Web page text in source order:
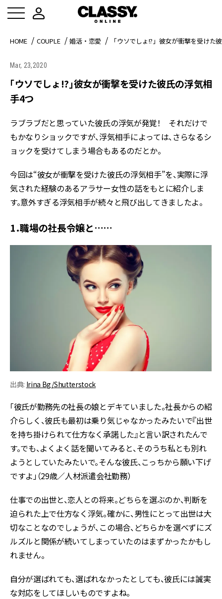
HOME COUPLE 婚活・恋愛 「ウソでしょ!?」彼女が衝撃を受けた
Mar, 23,2020
「ウソでしょ!?」彼女が衝撃を受けた彼氏の浮気相
手4つ
ラブラブだと思っていた彼氏の浮気が発覚！ それだけで
もかなりショックですが、浮気相手によっては、さらなるシ
ョックを受けてしまう場合もあるのだとか。
今回は“彼女が衝撃を受けた彼氏の浮気相手”を、実際に浮
気された経験のあるアラサー女性の話をもとに紹介しま
す。意外すぎる浮気相手が続々と飛び出してきましたよ。
1．職場の社長令嬢と……
出典: Irina Bg/Shutterstock
「彼氏が勤務先の社長の娘とデキていました。社長からの紹
介らしく、彼氏も最初は乗り気じゃなかったみたいで『出世
を持ち掛けられて仕方なく承諾した』と言い訳されたんで
す。でも、よくよく話を聞いてみると、そのうち私とも別れ
ようとしていたみたいで。そんな彼氏、こっちから願い下げ
ですよ」（29歳／人材派遣会社勤務）
仕事での出世と、恋人との将来。どちらを選ぶのか、判断を
迫られた上で仕方なく浮気。確かに、男性にとって出世は大
切なことなのでしょうが、この場合、どちらかを選べずにズ
ルズルと関係が続いてしまっていたのはまずかったかもし
れません。
自分が選ばれても、選ばれなかったとしても、彼氏には誠実
な対応をしてほしいものですよね。